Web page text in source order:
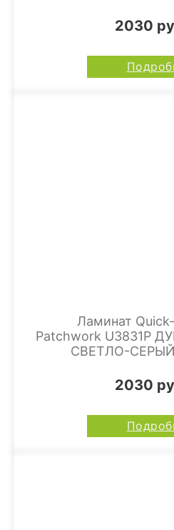
2030
Ламинат
Patchwork U3831P
СВЕТЛО-
2030